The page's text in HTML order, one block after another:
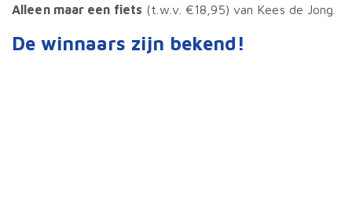
Alleen maar een fiets (t.w.v. €18,95) van Kees de Jong.
De winnaars zijn bekend!